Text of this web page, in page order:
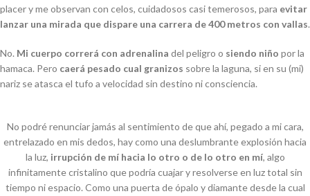
placer y me observan con celos, cuidadosos casi temerosos, para evitar
lanzar una mirada que dispare una carrera de 400 metros con vallas.
No. Mi cuerpo correrá con adrenalina del peligro o siendo niño por la
hamaca. Pero caerá pesado cual granizos sobre la laguna, si en su (mi)
nariz se atasca el tufo a velocidad sin destino ni consciencia.
No podré renunciar jamás al sentimiento de que ahí, pegado a mi cara,
entrelazado en mis dedos, hay como una deslumbrante explosión hacia
la luz, irrupción de mí hacia lo otro o de lo otro en mí, algo
infinitamente cristalino que podría cuajar y resolverse en luz total sin
tiempo ni espacio. Como una puerta de ópalo y diamante desde la cual